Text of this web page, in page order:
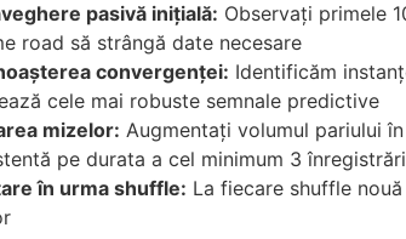
pasivă inițială: Observați primele
road să strângă date necesare
convergenței: Identificăm
cele mai robuste semnale predictive
mizelor: Augmentați volumul pariului
pe durata a cel minimum 3
în urma shuffle: La fiecare shuffle